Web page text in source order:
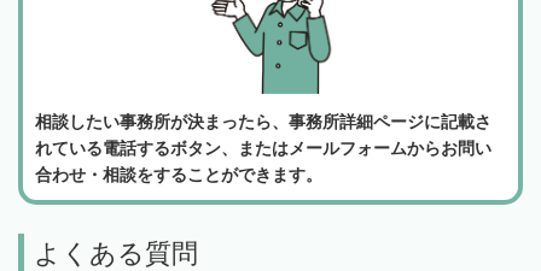
相談したい事務所が決まったら、事務所詳細ページに記載さ
れている電話するボタン、またはメールフォームからお問い
合わせ・相談をすることができます。
よくある質問